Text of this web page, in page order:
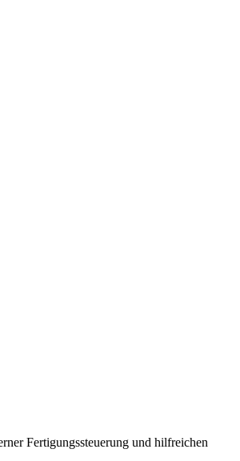
Fertigungssteuerung und hilfreichen